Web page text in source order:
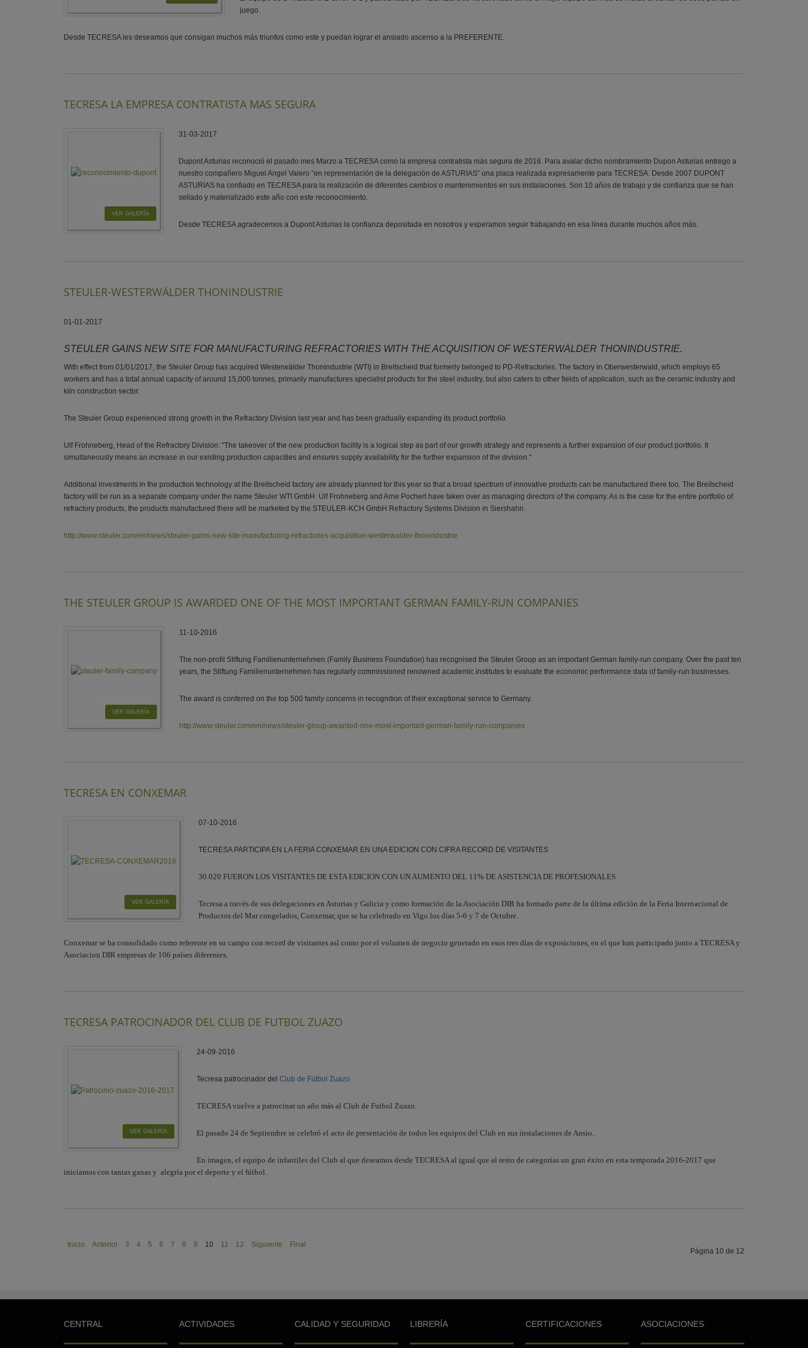
juego.
Desde TECRESA les deseamos que consigan muchos más triunfos como este y puedan lograr el ansiado ascenso a la PREFERENTE.
TECRESA LA EMPRESA CONTRATISTA MAS SEGURA
VER GALERÍA
31-03-2017
Dupont Asturias reconoció el pasado mes Marzo a TECRESA como la empresa contratista más segura de 2016. Para avalar dicho nombramiento Dupon Asturias entrego a
nuestro compañero Miguel Angel Valero “en representación de la delegación de ASTURIAS” una placa realizada expresamente para TECRESA. Desde 2007 DUPONT
ASTURIAS ha confiado en TECRESA para la realización de diferentes cambios o mantenimientos en sus instalaciones. Son 10 años de trabajo y de confianza que se han
sellado y materializado este año con este reconocimiento.
Desde TECRESA agradecemos a Dupont Asturias la confianza depositada en nosotros y esperamos seguir trabajando en esa línea durante muchos años más.
STEULER-WESTERWÄLDER THONINDUSTRIE
01-01-2017
STEULER GAINS NEW SITE FOR MANUFACTURING REFRACTORIES WITH THE ACQUISITION OF WESTERWÄLDER THONINDUSTRIE.
With effect from 01/01/2017, the Steuler Group has acquired Westerwälder Thonindustrie (WTI) in Breitscheid that formerly belonged to PD-Refractories. The factory in Oberwesterwald, which employs 65
workers and has a total annual capacity of around 15,000 tonnes, primarily manufactures specialist products for the steel industry, but also caters to other fields of application, such as the ceramic industry and
kiln construction sector.
The Steuler Group experienced strong growth in the Refractory Division last year and has been gradually expanding its product portfolio.
Ulf Frohneberg, Head of the Refractory Division: "The takeover of the new production facility is a logical step as part of our growth strategy and represents a further expansion of our product portfolio. It
simultaneously means an increase in our existing production capacities and ensures supply availability for the further expansion of the division."
Additional investments in the production technology at the Breitscheid factory are already planned for this year so that a broad spectrum of innovative products can be manufactured there too. The Breitscheid
factory will be run as a separate company under the name Steuler WTI GmbH. Ulf Frohneberg and Arne Pochert have taken over as managing directors of the company. As is the case for the entire portfolio of
refractory products, the products manufactured there will be marketed by the STEULER-KCH GmbH Refractory Systems Division in Siershahn.
http://www.steuler.com/en/news/steuler-gains-new-site-manufacturing-refractories-acquisition-westerwalder-thonindustrie
THE STEULER GROUP IS AWARDED ONE OF THE MOST IMPORTANT GERMAN FAMILY-RUN COMPANIES
VER GALERÍA
11-10-2016
The non-profit Stiftung Familienunternehmen (Family Business Foundation) has recognised the Steuler Group as an important German family-run company. Over the past ten
years, the Stiftung Familienunternehmen has regularly commissioned renowned academic institutes to evaluate the economic performance data of family-run businesses.
The award is conferred on the top 500 family concerns in recognition of their exceptional service to Germany.
http://www.steuler.com/en/news/steuler-group-awarded-one-most-important-german-family-run-companies
TECRESA EN CONXEMAR
VER GALERÍA
07-10-2016
TECRESA PARTICIPA EN LA FERIA CONXEMAR EN UNA EDICION CON CIFRA RECORD DE VISITANTES
30.020 FUERON LOS VISITANTES DE ESTA EDICION CON UN AUMENTO DEL 11% DE ASISTENCIA DE PROFESIONALES
Tecresa a través de sus delegaciones en Asturias y Galicia y como formación de la Asociación DIR ha formado parte de la última edición de la Feria Internacional de
Productos del Mar congelados, Conxemar, que se ha celebrado en Vigo los días 5-6 y 7 de Octubre.
Conxemar se ha consolidado como referente en su campo con record de visitantes así como por el volumen de negocio generado en esos tres días de exposiciones, en el que han participado junto a TECRESA y
Asociacion DIR empresas de 106 países diferentes.
TECRESA PATROCINADOR DEL CLUB DE FUTBOL ZUAZO
VER GALERÍA
24-09-2016
Tecresa patrocinador del Club de Fútbol Zuazo
TECRESA vuelve a patrocinar un año más al Club de Futbol Zuazo.
El pasado 24 de Septiembre se celebró el acto de presentación de todos los equipos del Club en sus instalaciones de Ansio.
En imagen, el equipo de infantiles del Club al que deseamos desde TECRESA al igual que al resto de categorías un gran éxito en esta temporada 2016-2017 que
iniciamos con tantas ganas y alegría por el deporte y el fútbol.
Página 10 de 12
Inicio Anterior 3 4 5 6 7 8 9 10 11 12 Siguiente Final
CENTRAL ACTIVIDADES CALIDAD Y SEGURIDAD LIBRERÍA CERTIFICACIONES ASOCIACIONES